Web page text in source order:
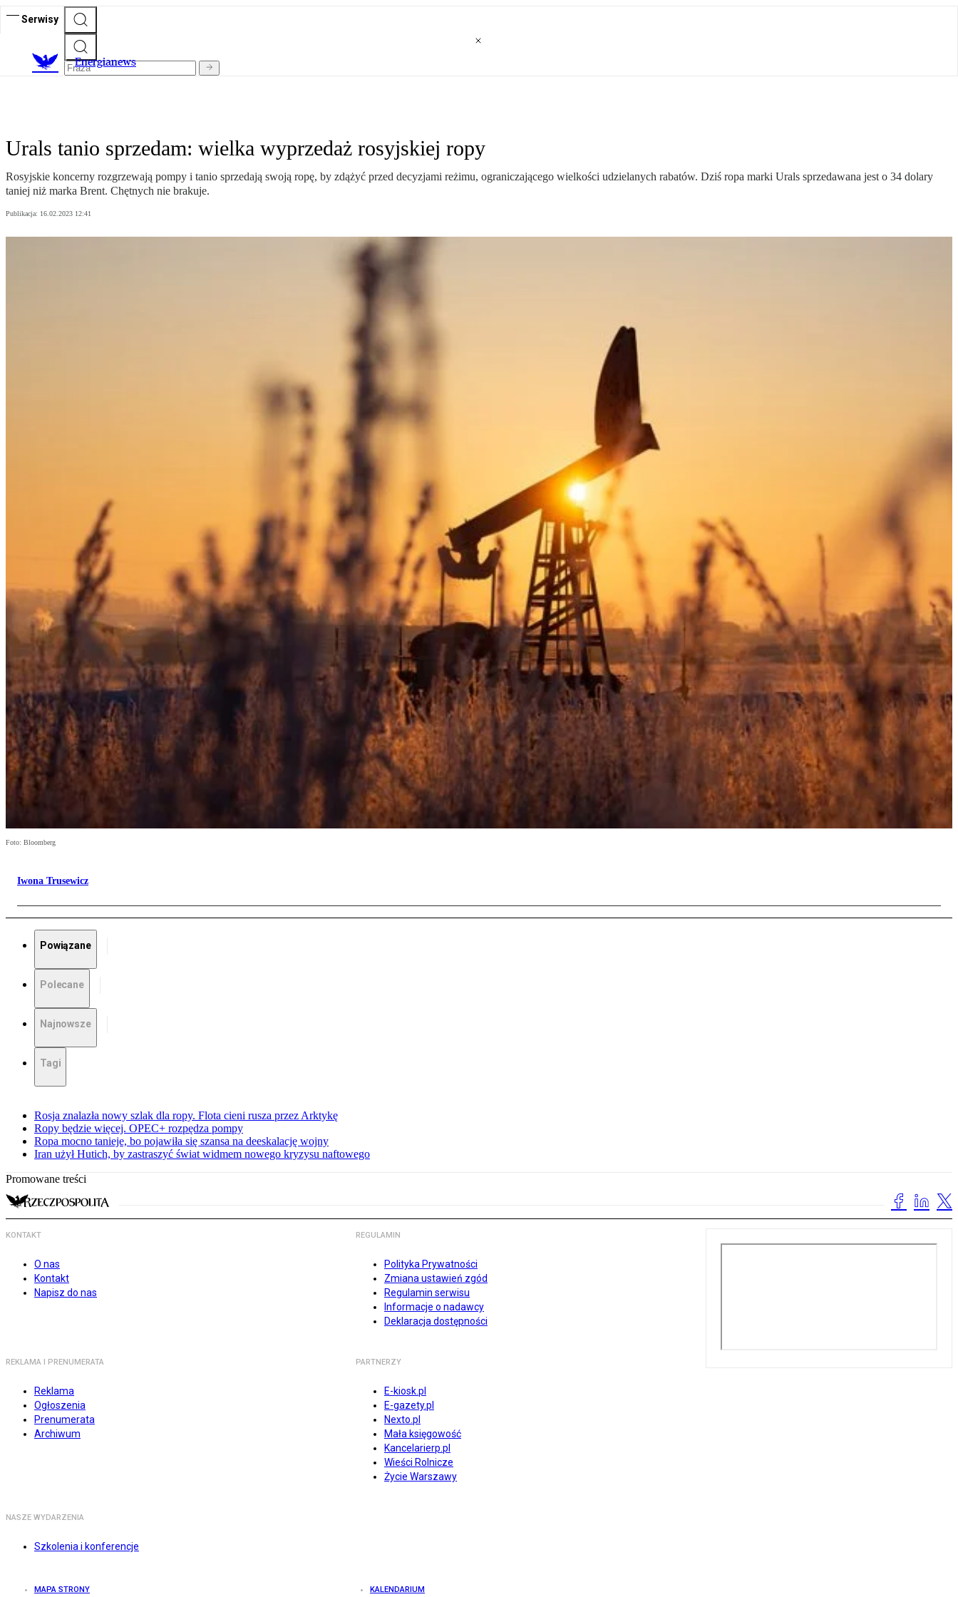
Serwisy
Energianews
Urals tanio sprzedam: wielka wyprzedaż rosyjskiej ropy
Rosyjskie koncerny rozgrzewają pompy i tanio sprzedają swoją ropę, by zdążyć przed decyzjami reżimu, ograniczającego wielkości udzielanych rabatów. Dziś ropa marki Urals sprzedawana jest o 34 dolary
taniej niż marka Brent. Chętnych nie brakuje.
Publikacja: 16.02.2023 12:41
Foto: Bloomberg
Iwona Trusewicz
Powiązane
Polecane
Najnowsze
Tagi
Rosja znalazła nowy szlak dla ropy. Flota cieni rusza przez Arktykę
Ropy będzie więcej. OPEC+ rozpędza pompy
Ropa mocno tanieje, bo pojawiła się szansa na deeskalację wojny
Iran użył Hutich, by zastraszyć świat widmem nowego kryzysu naftowego
Promowane treści
KONTAKT
O nas
Kontakt
Napisz do nas
REGULAMIN
Polityka Prywatności
Zmiana ustawień zgód
Regulamin serwisu
Informacje o nadawcy
Deklaracja dostępności
REKLAMA I PRENUMERATA
Reklama
Ogłoszenia
Prenumerata
Archiwum
PARTNERZY
E-kiosk.pl
E-gazety.pl
Nexto.pl
Mała księgowość
Kancelarierp.pl
Wieści Rolnicze
Życie Warszawy
NASZE WYDARZENIA
Szkolenia i konferencje
MAPA STRONY KALENDARIUM